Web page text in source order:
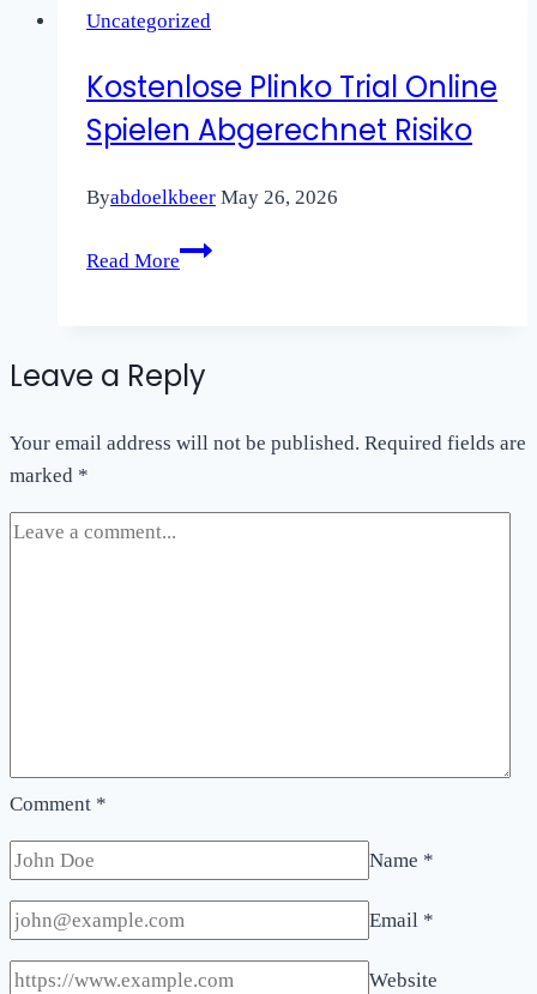
1xbet
Mobile
&
Uncategorized
Kostenlose Plinko Trial Online
Spielen Abgerechnet Risiko
Byabdoelkbeer May 26, 2026
Read More
Kostenlose
Spielen
Risiko
Leave a Reply
Your email address will not be published. Required fields are
marked *
Comment *
Name *
Email *
Website